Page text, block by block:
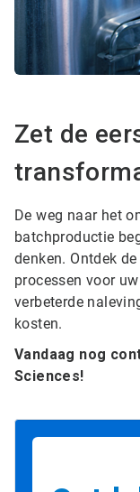
Zet de
De weg naar het
batchproductie
denken. Ontdek
processen voor
verbeterde
kosten.
Vandaag nog
Sciences!